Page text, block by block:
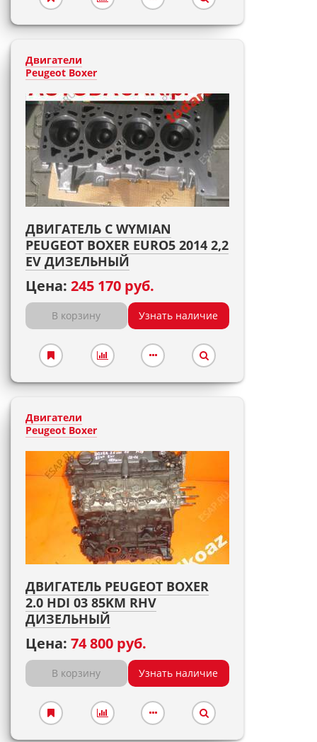
Двигатели
Peugeot Boxer
ДВИГАТЕЛЬ С WYMIAN
PEUGEOT BOXER EURO5 2014 2,2
EV ДИЗЕЛЬНЫЙ
Цена: 245 170 руб.
В корзину Узнать наличие
Двигатели
Peugeot Boxer
ДВИГАТЕЛЬ PEUGEOT BOXER
2.0 HDI 03 85KM RHV
ДИЗЕЛЬНЫЙ
Цена: 74 800 руб.
В корзину Узнать наличие